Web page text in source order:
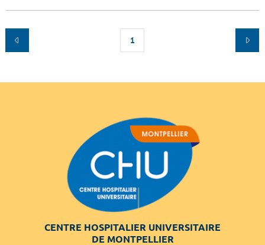
1
CENTRE HOSPITALIER UNIVERSITAIRE
DE MONTPELLIER